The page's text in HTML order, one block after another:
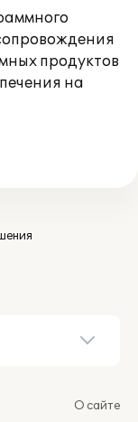
продуктов
на
О сайте